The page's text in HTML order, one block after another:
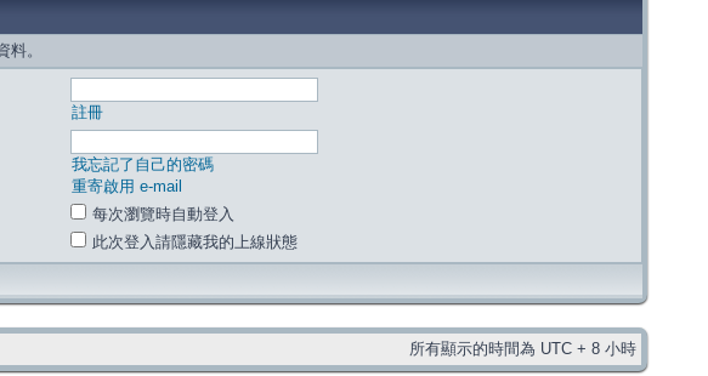
。
註冊
我忘記了自己的密碼
重寄啟用 e-mail
每次瀏覽時自動登入
此次登入請隱藏我的上線狀態
所有顯示的時間為 UTC + 8 小時